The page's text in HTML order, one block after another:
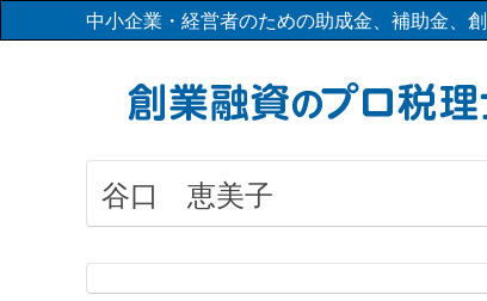
中小企業・経営者のための助成金、補助金
谷口 恵美子